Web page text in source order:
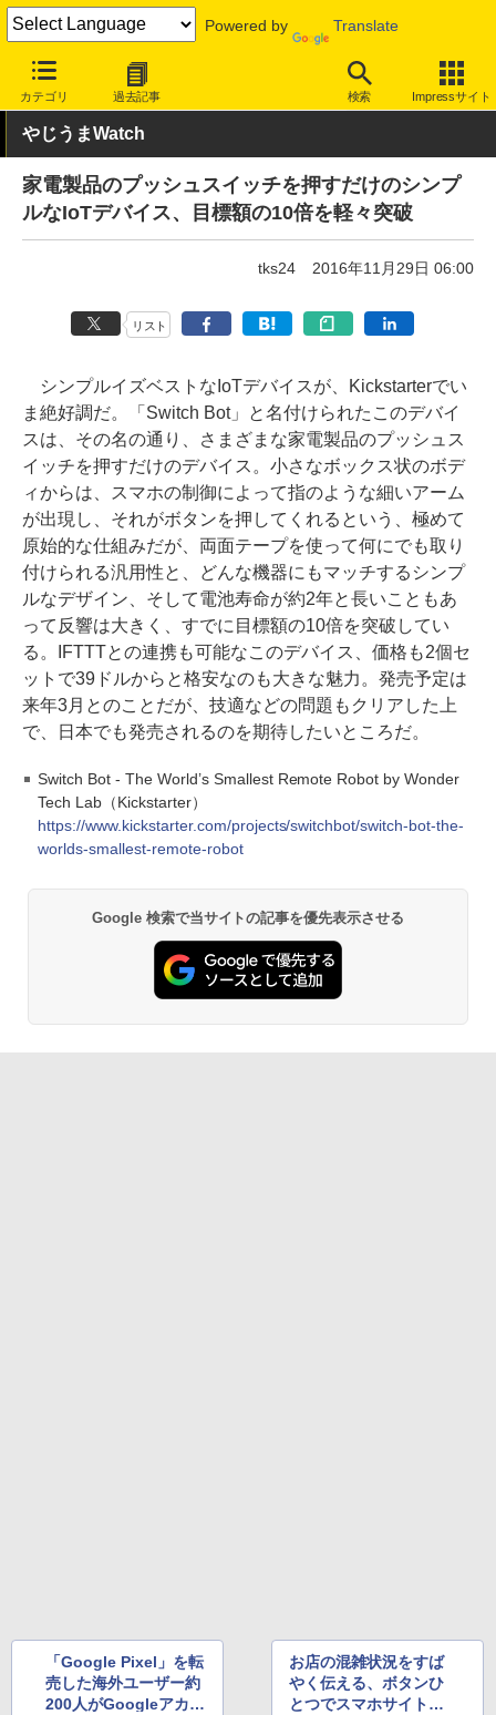
Powered by Translate
カテゴリ 過去記事 検索 Impressサイト
INTERNET Watch トピック
やじうまWatch
家電製品のプッシュスイッチを押すだけのシンプ
ルなIoTデバイス、目標額の10倍を軽々突破
tks24 2016年11月29日 06:00
リスト
シンプルイズベストなIoTデバイスが、Kickstarterでい
ま絶好調だ。「Switch Bot」と名付けられたこのデバイ
スは、その名の通り、さまざまな家電製品のプッシュス
イッチを押すだけのデバイス。小さなボックス状のボデ
ィからは、スマホの制御によって指のような細いアーム
が出現し、それがボタンを押してくれるという、極めて
原始的な仕組みだが、両面テープを使って何にでも取り
付けられる汎用性と、どんな機器にもマッチするシンプ
ルなデザイン、そして電池寿命が約2年と長いこともあ
って反響は大きく、すでに目標額の10倍を突破してい
る。IFTTTとの連携も可能なこのデバイス、価格も2個セ
ットで39ドルからと格安なのも大きな魅力。発売予定は
来年3月とのことだが、技適などの問題もクリアした上
で、日本でも発売されるのを期待したいところだ。
Switch Bot - The World’s Smallest Remote Robot by Wonder
Tech Lab（Kickstarter）
https://www.kickstarter.com/projects/switchbot/switch-bot-the-
worlds-smallest-remote-robot
Google 検索で当サイトの記事を優先表示させる
「Google Pixel」を転
売した海外ユーザー約
200人がGoogleアカウ
お店の混雑状況をすば
やく伝える、ボタンひ
とつでスマホサイトを